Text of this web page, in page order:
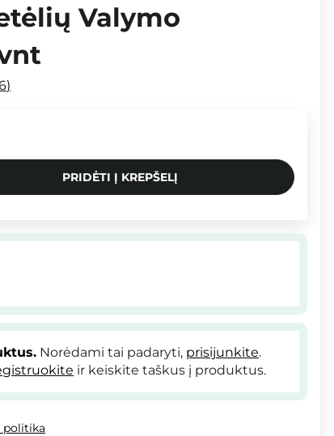
Valymo
PRIDĖTI Į KREPŠELĮ
Norėdami tai padaryti, prisijunkite.
ir keiskite taškus į produktus.
politika